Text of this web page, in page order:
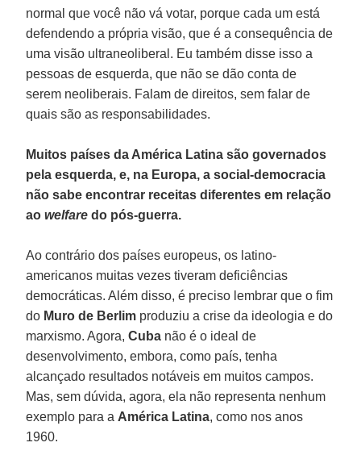
normal que você não vá votar, porque cada um está
defendendo a própria visão, que é a consequência de
uma visão ultraneoliberal. Eu também disse isso a
pessoas de esquerda, que não se dão conta de
serem neoliberais. Falam de direitos, sem falar de
quais são as responsabilidades.
Muitos países da América Latina são governados
pela esquerda, e, na Europa, a social-democracia
não sabe encontrar receitas diferentes em relação
aowelfare do pós-guerra.
Ao contrário dos países europeus, os latino-
americanos muitas vezes tiveram deficiências
democráticas. Além disso, é preciso lembrar que o fim
do Muro de Berlim produziu a crise da ideologia e do
marxismo. Agora,Cuba não é o ideal de
desenvolvimento, embora, como país, tenha
alcançado resultados notáveis em muitos campos.
Mas, sem dúvida, agora, ela não representa nenhum
exemplo para a América Latina, como nos anos
1960.